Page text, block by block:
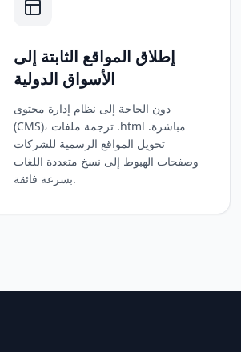
إطلاق المواقع الثابتة إلى
الأسواق الدولية
دون الحاجة إلى نظام إدارة محتوى
(CMS)، ترجمة ملفات ‎.html‎ مباشرة.
تحويل المواقع الرسمية للشركات
وصفحات الهبوط إلى نسخ متعددة اللغات
بسرعة فائقة.